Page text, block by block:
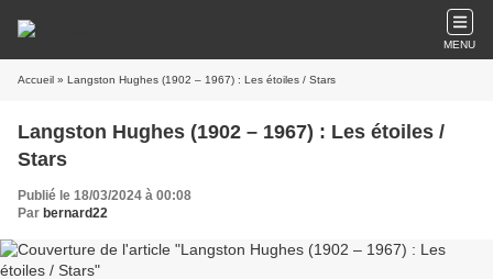
MENU
Accueil » Langston Hughes (1902 – 1967) : Les étoiles / Stars
Langston Hughes (1902 – 1967) : Les étoiles /
Stars
Publié le 18/03/2024 à 00:08
Par bernard22